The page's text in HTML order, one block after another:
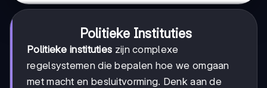
Politieke Instituties
Politieke instituties zijn complexe
regelsystemen die bepalen hoe we omgaan
met macht en besluitvorming. Denk aan de